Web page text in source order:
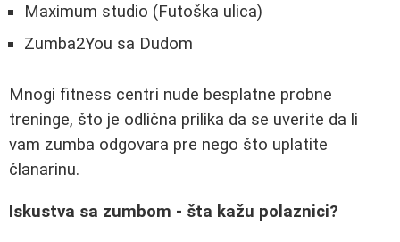
Maximum studio (Futoška ulica)
Zumba2You sa Dudom
Mnogi fitness centri nude besplatne probne
treninge, što je odlična prilika da se uverite da li
vam zumba odgovara pre nego što uplatite
članarinu.
Iskustva sa zumbom - šta kažu polaznici?